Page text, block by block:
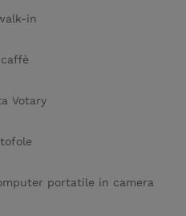
in
Votary
portatile in camera